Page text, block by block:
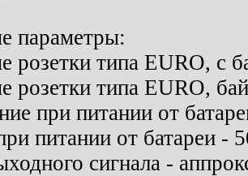
параметры:
розетки типа EURO, с
розетки типа EURO,
при питании от
питании от батареи -
сигнала -